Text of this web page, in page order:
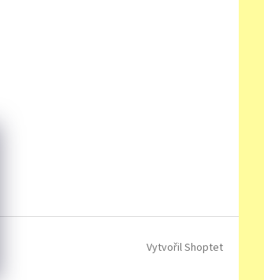
Vytvořil Shoptet